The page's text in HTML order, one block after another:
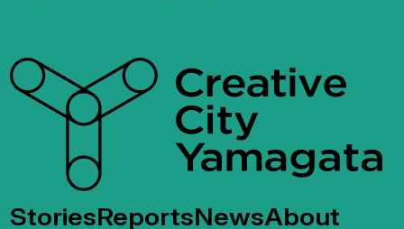
StoriesReportsNewsAbout